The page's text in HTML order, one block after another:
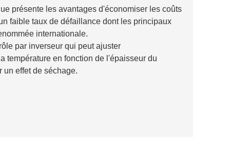
présente les avantages d'économiser les coûts
faible taux de défaillance dont les principaux
internationale.
par inverseur qui peut ajuster
température en fonction de l'épaisseur du
un effet de séchage.